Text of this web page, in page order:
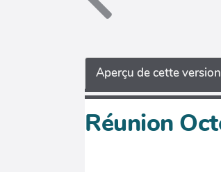
Aperçu de cette version